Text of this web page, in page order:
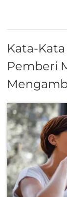
Kata-
Pemberi